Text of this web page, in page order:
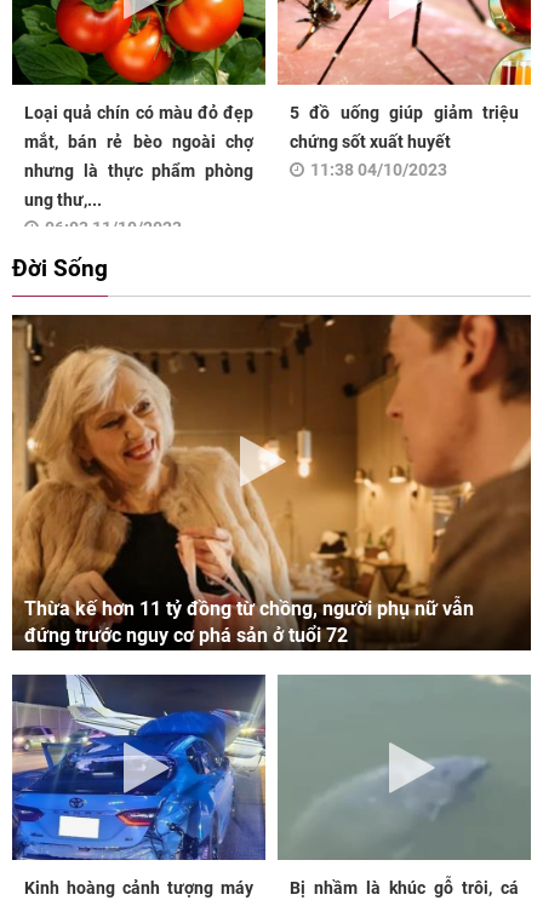
Loại quả chín có màu đỏ đẹp
mắt, bán rẻ bèo ngoài chợ
nhưng là thực phẩm phòng
ung thư,...
06:03 11/10/2023
5 đồ uống giúp giảm triệu
chứng sốt xuất huyết
11:38 04/10/2023
Đời Sống
Thừa kế hơn 11 tỷ đồng từ chồng, người phụ nữ vẫn
đứng trước nguy cơ phá sản ở tuổi 72
Kinh hoàng cảnh tượng máy
Bị nhầm là khúc gỗ trôi, cá